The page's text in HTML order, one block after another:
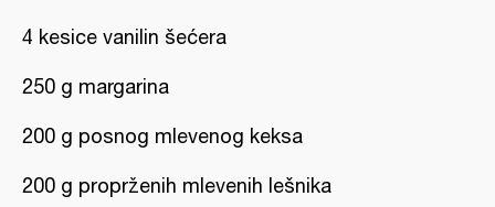
4 kesice vanilin šećera
250 g margarina
200 g posnog mlevenog keksa
200 g proprženih mlevenih lešnika